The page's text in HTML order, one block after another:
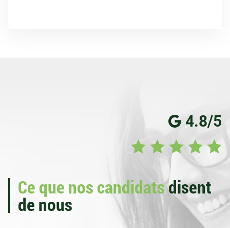
4.8/5
Ce que nos candidatsdisent
de nous